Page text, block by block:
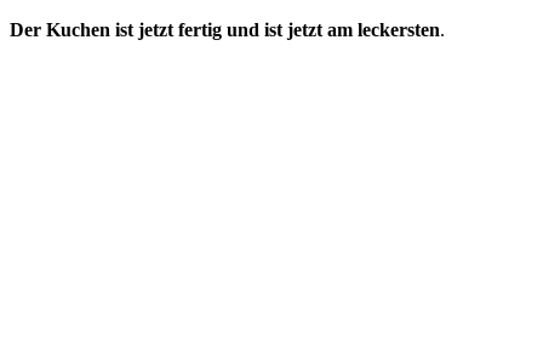
Der Kuchen ist jetzt fer­tig und ist jetzt am leckers­ten.